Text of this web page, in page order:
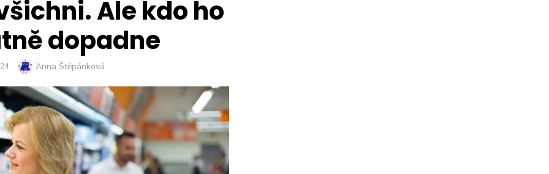
Ale kdo ho
dopadne
Author
Anna Štěpánková